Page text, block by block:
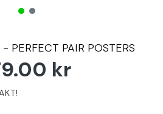
PERFECT PAIR POSTERS
kr